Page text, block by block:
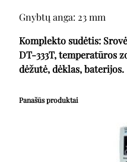
Gnybtų anga: 23 mm
Komplekto sudėtis:
DT-333T, temperatūros
dėžutė, dėklas, baterijos.
Panašūs produktai